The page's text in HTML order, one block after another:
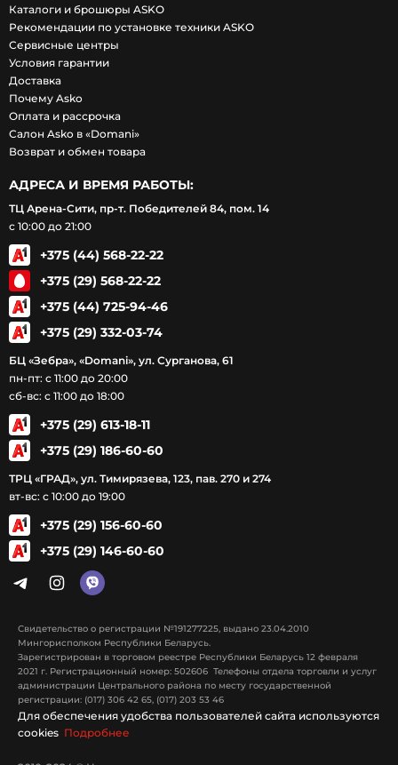
Каталоги и брошюры ASKO
Рекомендации по установке техники ASKO
Сервисные центры
Условия гарантии
Доставка
Почему Asko
Оплата и рассрочка
Салон Asko в «Domani»
Возврат и обмен товара
АДРЕСА И ВРЕМЯ РАБОТЫ:
ТЦ Арена-Сити, пр-т. Победителей 84, пом. 14
с 10:00 до 21:00
+375 (44) 568-22-22
+375 (29) 568-22-22
+375 (44) 725-94-46
+375 (29) 332-03-74
БЦ «Зебра», «Domani», ул. Сурганова, 61
пн-пт: с 11:00 до 20:00
сб-вс: с 11:00 до 18:00
+375 (29) 613-18-11
+375 (29) 186-60-60
ТРЦ «ГРАД», ул. Тимирязева, 123, пав. 270 и 274
вт-вс: с 10:00 до 19:00
+375 (29) 156-60-60
+375 (29) 146-60-60
Свидетельство о регистрации №191277225, выдано 23.04.2010
Мингорисполком Республики Беларусь.
Зарегистрирован в торговом реестре Республики Беларусь 12 февраля
2021 г. Регистрационный номер: 502606 Телефоны отдела торговли и услуг
администрации Центрального района по месту государственной
регистрации: (017) 306 42 65, (017) 203 53 46
Для обеспечения удобства пользователей сайта используются
cookies Подробнее